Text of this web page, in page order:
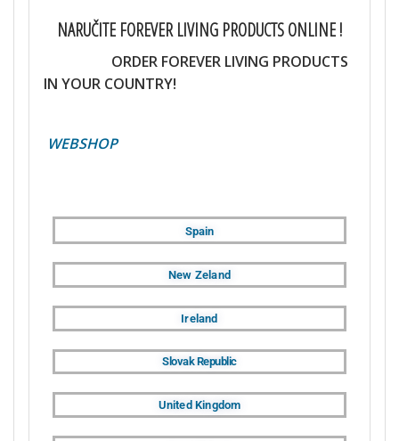
NARUČITE FOREVER LIVING PRODUCTS ONLINE !
ORDER FOREVER LIVING PRODUCTS
IN YOUR COUNTRY!
WEBSHOP
Spain
New Zeland
Ireland
Slovak Republic
United Kingdom